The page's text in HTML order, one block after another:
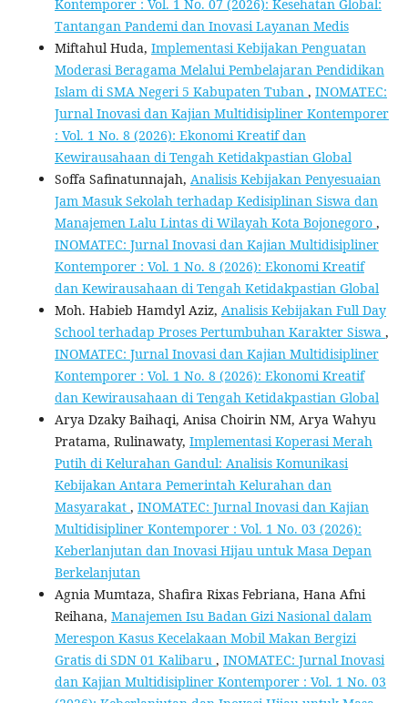
Kontemporer : Vol. 1 No. 07 (2026): Kesehatan Global:
Tantangan Pandemi dan Inovasi Layanan Medis
Miftahul Huda, Implementasi Kebijakan Penguatan
Moderasi Beragama Melalui Pembelajaran Pendidikan
Islam di SMA Negeri 5 Kabupaten Tuban , INOMATEC:
Jurnal Inovasi dan Kajian Multidisipliner Kontemporer
: Vol. 1 No. 8 (2026): Ekonomi Kreatif dan
Kewirausahaan di Tengah Ketidakpastian Global
Soffa Safinatunnajah, Analisis Kebijakan Penyesuaian
Jam Masuk Sekolah terhadap Kedisiplinan Siswa dan
Manajemen Lalu Lintas di Wilayah Kota Bojonegoro ,
INOMATEC: Jurnal Inovasi dan Kajian Multidisipliner
Kontemporer : Vol. 1 No. 8 (2026): Ekonomi Kreatif
dan Kewirausahaan di Tengah Ketidakpastian Global
Moh. Habieb Hamdyl Aziz, Analisis Kebijakan Full Day
School terhadap Proses Pertumbuhan Karakter Siswa ,
INOMATEC: Jurnal Inovasi dan Kajian Multidisipliner
Kontemporer : Vol. 1 No. 8 (2026): Ekonomi Kreatif
dan Kewirausahaan di Tengah Ketidakpastian Global
Arya Dzaky Baihaqi, Anisa Choirin NM, Arya Wahyu
Pratama, Rulinawaty, Implementasi Koperasi Merah
Putih di Kelurahan Gandul: Analisis Komunikasi
Kebijakan Antara Pemerintah Kelurahan dan
Masyarakat , INOMATEC: Jurnal Inovasi dan Kajian
Multidisipliner Kontemporer : Vol. 1 No. 03 (2026):
Keberlanjutan dan Inovasi Hijau untuk Masa Depan
Berkelanjutan
Agnia Mumtaza, Shafira Rixas Febriana, Hana Afni
Reihana, Manajemen Isu Badan Gizi Nasional dalam
Merespon Kasus Kecelakaan Mobil Makan Bergizi
Gratis di SDN 01 Kalibaru , INOMATEC: Jurnal Inovasi
dan Kajian Multidisipliner Kontemporer : Vol. 1 No. 03